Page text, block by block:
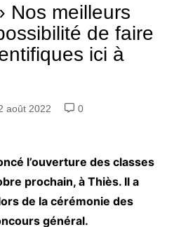
Nos meilleurs
de faire
ici à
août 2022
0
l’ouverture des classes
prochain, à Thiès. Il a
de la cérémonie des
général.